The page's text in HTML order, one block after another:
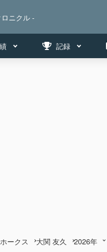
ニクル -
記録
ークス 大関 友久 2026年